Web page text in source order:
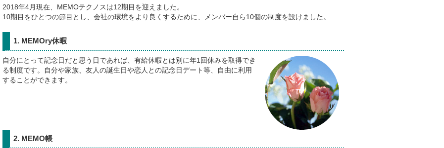
2018年4月現在、MEMOテクノスは12期目を迎えました。
10期目をひとつの節目とし、会社の環境をより良くするために、メンバー自ら10個の制度を設けました。
1. MEMOry休暇
自分にとって記念日だと思う日であれば、有給休暇とは別に年1回休みを取得でき
る制度です。自分や家族、友人の誕生日や恋人との記念日デート等、自由に利用
することができます。
2. MEMO帳